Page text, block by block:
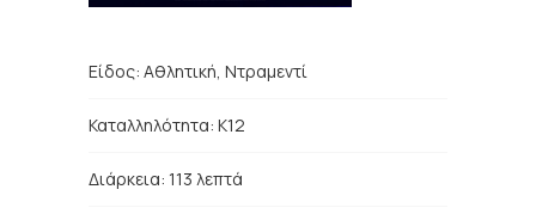
Είδος: Αθλητική, Ντραμεντί
Καταλληλότητα: Κ12
Διάρκεια: 113 λεπτά